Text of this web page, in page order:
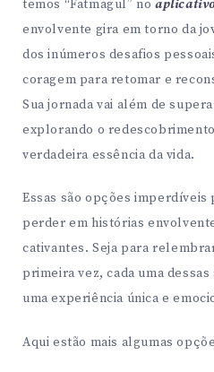
temos “Fatmagul” no
envolvente gira em torno da
dos inúmeros desafios
coragem para retomar e
Sua jornada vai além de
explorando o
verdadeira essência da vida.
Essas são opções imperdíveis
perder em histórias
cativantes. Seja para
primeira vez, cada uma
uma experiência única e
Aqui estão mais algumas